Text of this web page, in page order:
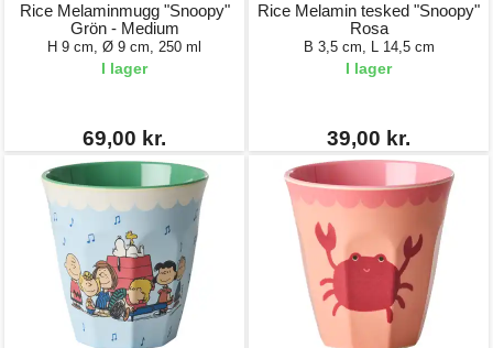
Rice Melaminmugg "Snoopy"
Grön - Medium
H 9 cm, Ø 9 cm, 250 ml
I lager
69,00 kr.
Rice Melamin tesked "Snoopy"
Rosa
B 3,5 cm, L 14,5 cm
I lager
39,00 kr.